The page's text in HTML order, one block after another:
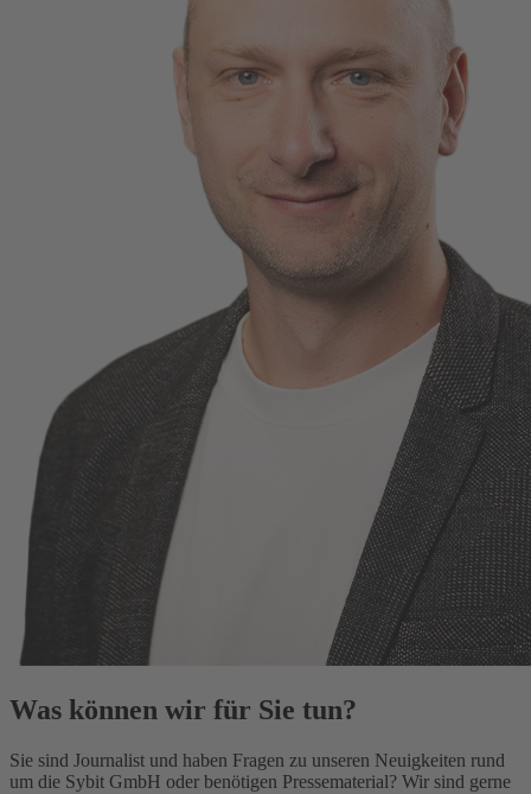
Was können wir für Sie tun?
Sie sind Journalist und haben Fragen zu unseren Neuigkeiten rund
um die Sybit GmbH oder benötigen Pressematerial? Wir sind gerne